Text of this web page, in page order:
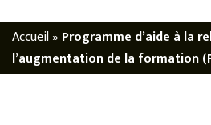
Accueil» Programme d’aide à la
l’augmentation de la formation